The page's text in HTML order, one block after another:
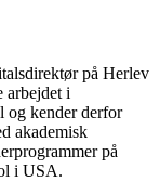
på Herlev
arbejdet i
og kender derfor
akademisk
på
i USA.